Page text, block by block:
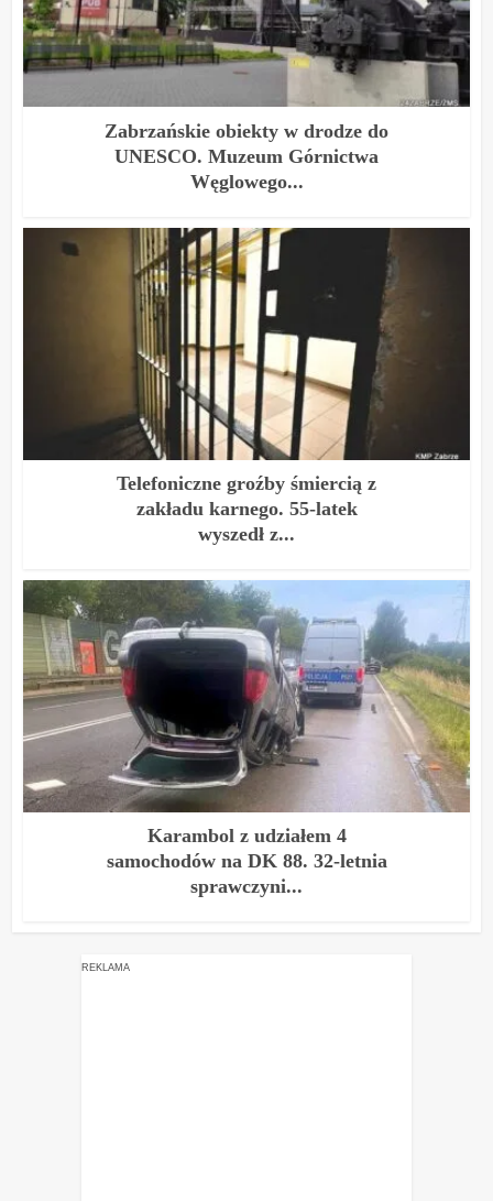
Zabrzańskie obiekty w drodze do
UNESCO. Muzeum Górnictwa
Węglowego...
Telefoniczne groźby śmiercią z
zakładu karnego. 55-latek
wyszedł z...
Karambol z udziałem 4
samochodów na DK 88. 32-letnia
sprawczyni...
REKLAMA